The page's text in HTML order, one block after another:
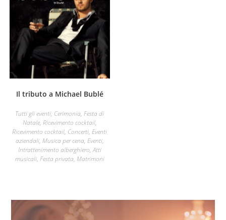
Il tributo a Michael Bublé
Tutti gli eventi, Cerimonia,Festa di
Natale, Ricevimento cocktail,
Ricevimento cocktail, Concerti,Eventi
aziendali, Musica per cena, Eventi,
Intrattenimento alberghiero,Atti
musicali, Festa privata, Matrimoni